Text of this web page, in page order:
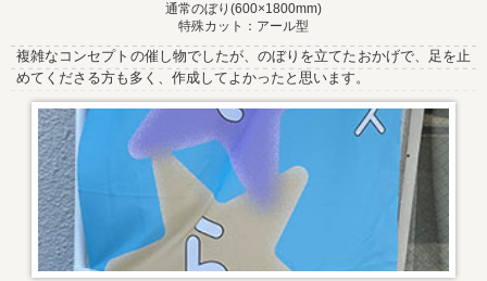
通常のぼり(600×1800mm)
特殊カット：アール型
複雑なコンセプトの催し物でしたが、のぼりを立てたおかげで、足を止
めてくださる方も多く、作成してよかったと思います。